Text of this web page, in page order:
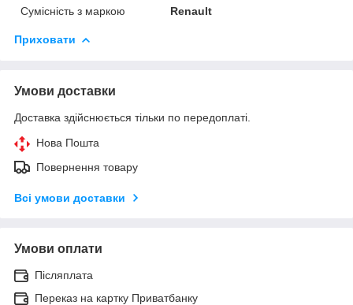
Сумісність з маркою
Renault
Приховати
Умови доставки
Доставка здійснюється тільки по передоплаті.
Нова Пошта
Повернення товару
Всі умови доставки
Умови оплати
Післяплата
Переказ на картку Приватбанку